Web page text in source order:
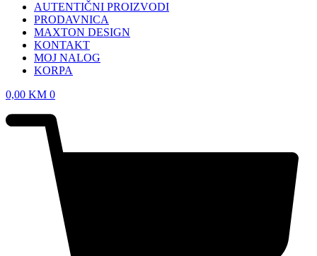
AUTENTIČNI PROIZVODI
PRODAVNICA
MAXTON DESIGN
KONTAKT
MOJ NALOG
KORPA
0,00 KM 0